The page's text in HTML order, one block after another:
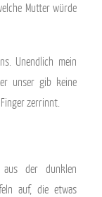
Mutter würde
Unendlich mein
unser gib keine
zerrinnt.
der dunklen
auf, die etwas